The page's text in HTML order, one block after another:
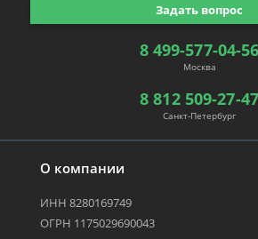
О компании
ИНН 8280169749
ОГРН 1175029690043
8 499-577-04-56
Москва
8 812 509-27-47
Санкт-Петербург
Задать вопрос